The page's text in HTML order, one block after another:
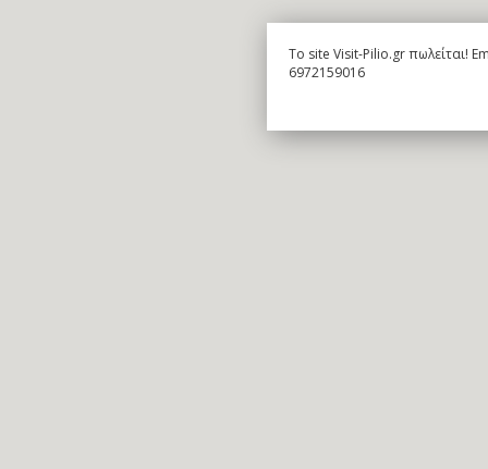
To site Visit-Pilio.gr πωλείται!
6972159016